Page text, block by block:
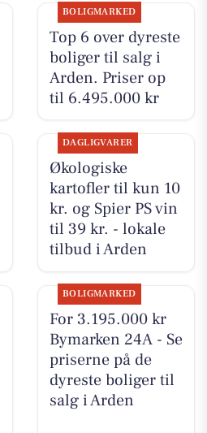
BOLIGMARKED
Top 6 over dyreste
boliger til salg i
Arden. Priser op
til 6.495.000 kr
DAGLIGVARER
Økologiske
kartofler til kun 10
kr. og Spier PS vin
til 39 kr. - lokale
tilbud i Arden
BOLIGMARKED
For 3.195.000 kr
Bymarken 24A - Se
priserne på de
dyreste boliger til
salg i Arden